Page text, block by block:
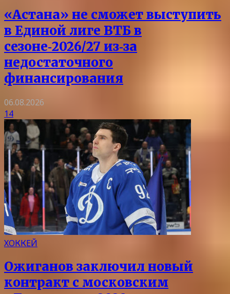
«Астана» не сможет выступить
в Единой лиге ВТБ в
сезоне‑2026/27 из‑за
недостаточного
финансирования
06.08.2026
14
ХОККЕЙ
Ожиганов заключил новый
контракт с московским